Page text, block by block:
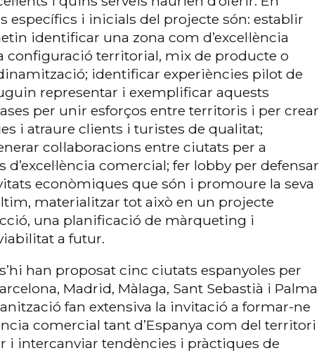
específics i inicials del projecte són: establir
identificar una zona com d’excel·lència
configuració territorial, mix de producte o
identificar experiències pilot de
representar i exemplificar aquests
per unir esforços entre territoris i per crear
i atraure clients i turistes de qualitat;
col·laboracions entre ciutats per a
d’excel·lència comercial; fer lobby per defensar
econòmiques que són i promoure la seva
materialitzar tot això en un projecte
una planificació de màrqueting i
a futur.
han proposat cinc ciutats espanyoles per
​​Madrid, Màlaga, Sant Sebastià i Palma
fan extensiva la invitació a formar-ne
comercial tant d’Espanya com del territori
i intercanviar tendències i pràctiques de